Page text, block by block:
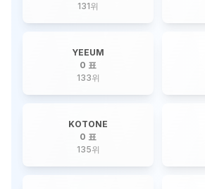
131위
YEEUM
0 표
133위
KOTONE
0 표
135위